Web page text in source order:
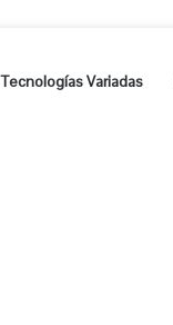
Tecnologías Variadas